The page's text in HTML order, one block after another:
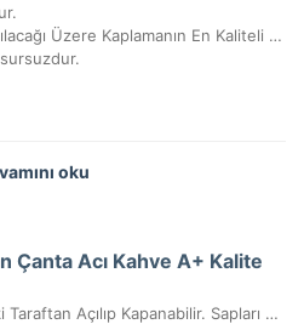
Altın Banyo Adından da Anlaşılacağı Üzere Kaplamanın En Kaliteli Olanıdır.
oku
Çanta Acı Kahve A+ Kalite
Çanta Çift Fermuarlıdır. Her İki Taraftan Açılıp Kapanabilir. Sapları Orijinal Sap Modelidir Ve Sayaç Saptır. Bu Sap Modeli Sadece Elde Dikilebilir. Sadece Deri Ürünlerde Kullanılan Sap Modelidir. Çantada Deri İşçiliği Uygulanmıştır. Metal Aksamları Altın Banyodur. Altın Banyo Adından da Anlaşılacağı Üzere Kaplamanın En Kaliteli Olanıdır. Ömürlüktür, Sararma Ve Kararma Yapmaz. Yeni Sezon Olan Bu Ürün, A+ Kalitedir. El İşçiliği Kusursuzdur.